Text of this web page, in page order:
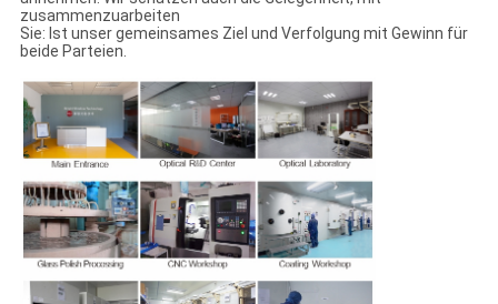
zusammenzuarbeiten
Sie: Ist unser gemeinsames Ziel und Verfolgung mit Gewinn für
beide Parteien.